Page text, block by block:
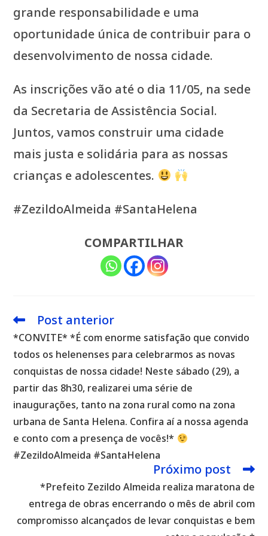
grande responsabilidade e uma
oportunidade única de contribuir para o
desenvolvimento de nossa cidade.
As inscrições vão até o dia 11/05, na sede
da Secretaria de Assistência Social.
Juntos, vamos construir uma cidade
mais justa e solidária para as nossas
crianças e adolescentes.
#ZezildoAlmeida #SantaHelena
COMPARTILHAR
Leia
artigos
Post anterior
*CONVITE* *É com enorme satisfação que convido
todos os helenenses para celebrarmos as novas
conquistas de nossa cidade! Neste sábado (29), a
partir das 8h30, realizarei uma série de
inaugurações, tanto na zona rural como na zona
urbana de Santa Helena. Confira aí a nossa agenda
e conto com a presença de vocês!*
#ZezildoAlmeida #SantaHelena
Próximo post
*Prefeito Zezildo Almeida realiza maratona de
entrega de obras encerrando o mês de abril com
compromisso alcançados de levar conquistas e bem